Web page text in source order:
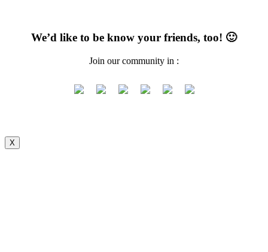
We’d like to be know your friends, too! 🙂
Join our community in :
X